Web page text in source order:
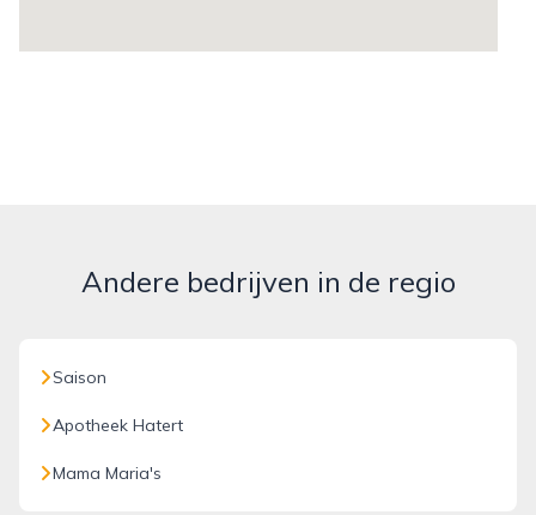
Andere bedrijven in de regio
Saison
Apotheek Hatert
Mama Maria's